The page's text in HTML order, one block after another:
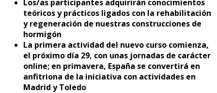
Los/as participantes adquirirán conocimientos
teóricos y prácticos ligados con la rehabilitación
y regeneración de nuestras construcciones de
hormigón
La primera actividad del nuevo curso comienza,
el próximo día 29, con unas jornadas de carácter
online; en primavera, España se convertirá en
anfitriona de la iniciativa con actividades en
Madrid y Toledo